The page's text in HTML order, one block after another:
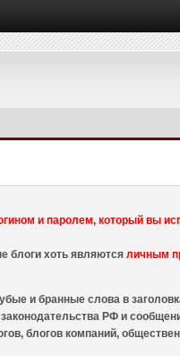
и паролем, который вы
блоги хоть являютсяличным
и бранные слова в
РФ и
блогов компаний,